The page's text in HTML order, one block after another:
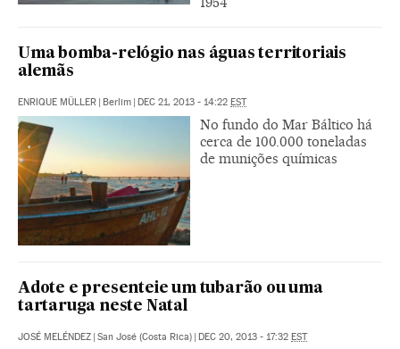
Uma bomba-relógio nas águas territoriais
alemãs
ENRIQUE MÜLLER | Berlim | DEC 21, 2013 - 14:22 EST
No fundo do Mar Báltico há
cerca de 100.000 toneladas
de munições químicas
Adote e presenteie um tubarão ou uma
tartaruga neste Natal
JOSÉ MELÉNDEZ | San José (Costa Rica) | DEC 20, 2013 - 17:32 EST